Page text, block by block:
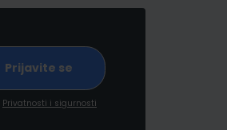
Privatnosti i sigurnosti